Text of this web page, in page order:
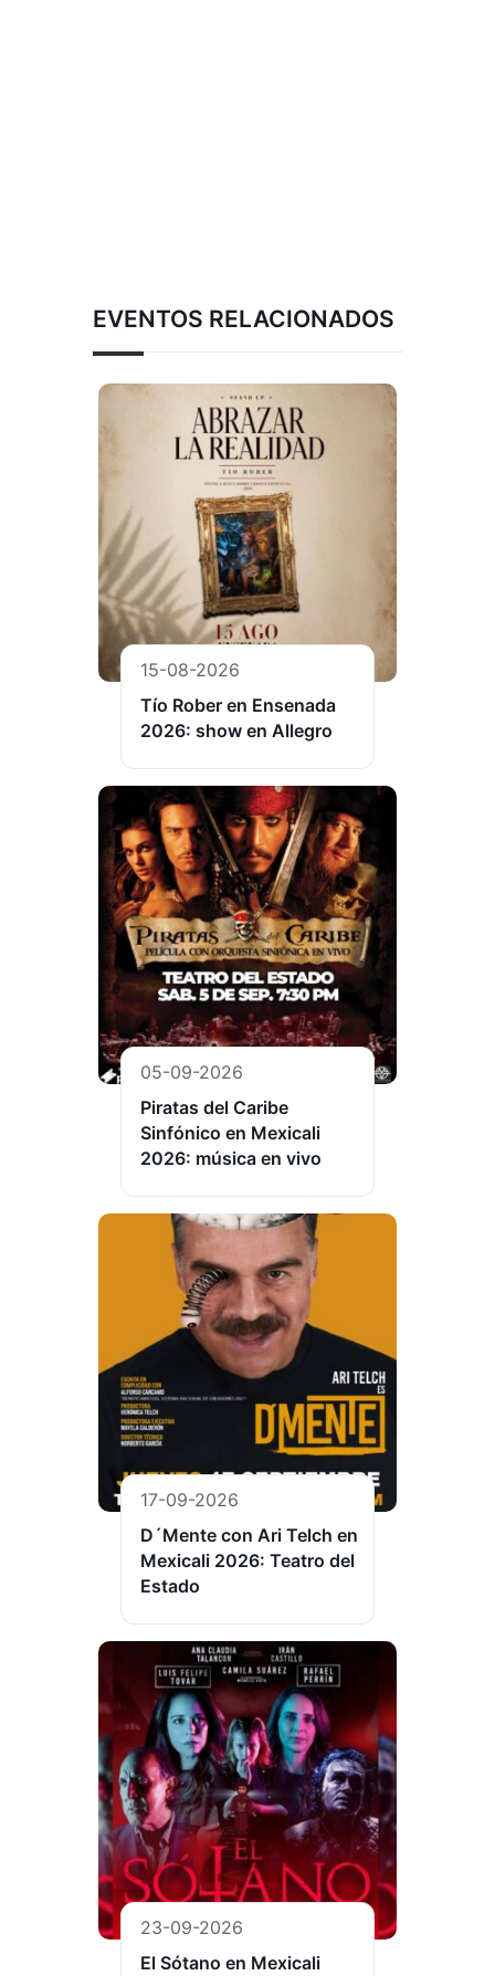
EVENTOS RELACIONADOS
15-08-2026
Tío Rober en Ensenada
2026: show en Allegro
05-09-2026
Piratas del Caribe
Sinfónico en Mexicali
2026: música en vivo
17-09-2026
D´Mente con Ari Telch en
Mexicali 2026: Teatro del
Estado
23-09-2026
El Sótano en Mexicali